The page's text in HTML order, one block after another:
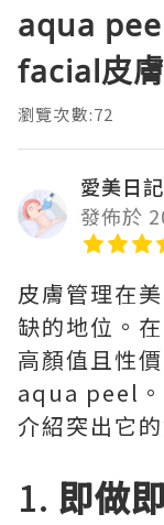
aqua
facial皮膚
瀏覽次數:72
愛美日
發佈於
皮膚管理在
缺的地位。
高顏值且性
aqua peel
介紹突出它的
1. 即做